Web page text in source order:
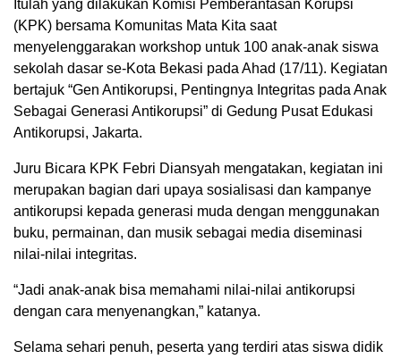
Itulah yang dilakukan Komisi Pemberantasan Korupsi
(KPK) bersama Komunitas Mata Kita saat
menyelenggarakan workshop untuk 100 anak-anak siswa
sekolah dasar se-Kota Bekasi pada Ahad (17/11). Kegiatan
bertajuk “Gen Antikorupsi, Pentingnya Integritas pada Anak
Sebagai Generasi Antikorupsi” di Gedung Pusat Edukasi
Antikorupsi, Jakarta.
Juru Bicara KPK Febri Diansyah mengatakan, kegiatan ini
merupakan bagian dari upaya sosialisasi dan kampanye
antikorupsi kepada generasi muda dengan menggunakan
buku, permainan, dan musik sebagai media diseminasi
nilai-nilai integritas.
“Jadi anak-anak bisa memahami nilai-nilai antikorupsi
dengan cara menyenangkan,” katanya.
Selama sehari penuh, peserta yang terdiri atas siswa didik